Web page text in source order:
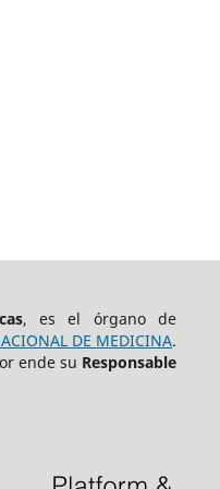
, es el órgano de
DE MEDICINA.
ende su Responsable